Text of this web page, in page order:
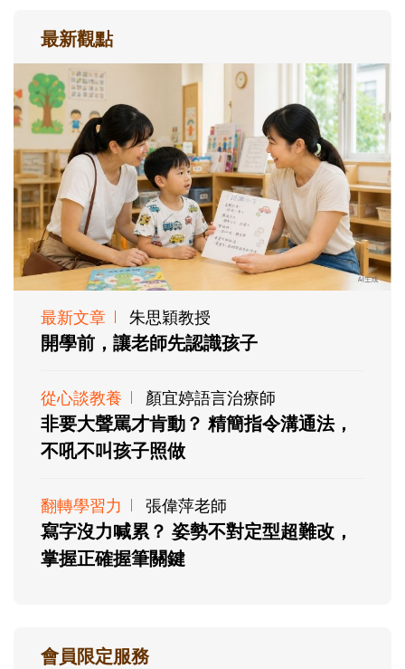
最新觀點
最新文章 朱思穎教授
開學前，讓老師先認識孩子
從心談教養 顏宜婷語言治療師
非要大聲罵才肯動？ 精簡指令溝通法，
不吼不叫孩子照做
翻轉學習力 張偉萍老師
寫字沒力喊累？ 姿勢不對定型超難改，
掌握正確握筆關鍵
會員限定服務